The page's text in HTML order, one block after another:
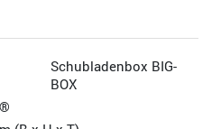
Schubladenbox BIG-
BOX